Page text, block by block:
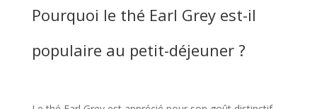
Pourquoi le thé Earl Grey est-il
populaire au petit-déjeuner ?